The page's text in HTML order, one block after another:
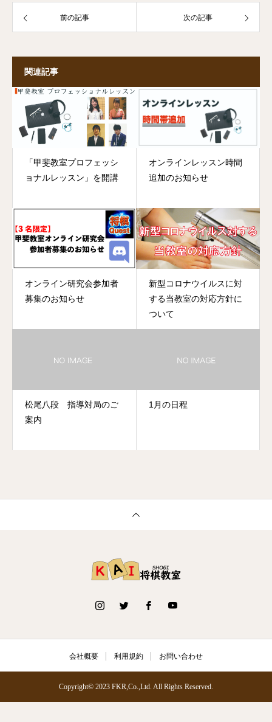
前の記事 次の記事
関連記事
「甲斐教室プロフェッシ
ョナルレッスン」を開講
オンラインレッスン時間
追加のお知らせ
オンライン研究会参加者
募集のお知らせ
新型コロナウイルスに対
する当教室の対応方針に
ついて
松尾八段 指導対局のご
案内
1月の日程
会社概要 利用規約 お問い合わせ
Copyright© 2023 FKR,Co.,Ltd. All Rights Reserved.